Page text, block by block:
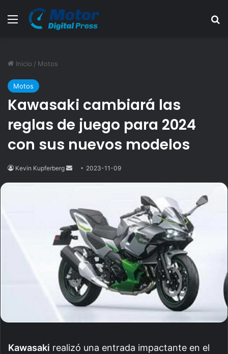
Menú
Inicio / Motos
Motos
Kawasaki cambiará las
reglas de juego para 2024
con sus nuevos modelos
Kevin Kupferberg
Send2023-11-09
Kawasaki realizó una entrada impactante en el